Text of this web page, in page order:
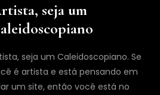
seja um
seja um Caleidoscopiano. Se
é artista e está pensando em
um site, então você está no